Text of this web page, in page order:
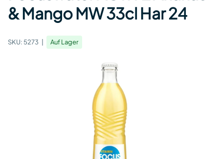
& Mango MW 33cl Har 24
SKU: 5273 Auf Lager